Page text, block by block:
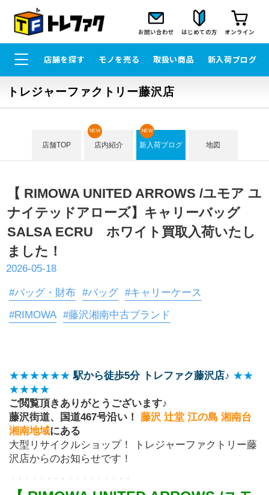
お問い合わせ はじめての方 オンライン
店舗を探す モノを売る 取扱い商品 新入荷ブログ
トレジャーファクトリー藤沢店
店舗TOP 店内紹介
NEW
新入荷ブログ
NEW
地図
【 RIMOWA UNITED ARROWS /ユモア ユ
ナイテッドアローズ】キャリーバッグ
SALSA ECRU ホワイト買取入荷いたし
ました！
2026-05-18
#バッグ・財布 #バッグ #キャリーケース
#RIMOWA #藤沢湘南中古ブランド
★★★★★★ 駅から徒歩5分 トレファク藤沢店♪ ★★
★★★★
ご閲覧頂きありがとうございます♪
藤沢街道、国道467号沿い！ 藤沢 辻堂 江の島 湘南台
湘南地域にある
大型リサイクルショップ！ トレジャーファクトリー藤
沢店からのお知らせです！
・・・・・・・・・・・・・・・・・